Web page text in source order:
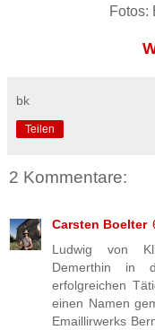
Fotos:
bk
Teilen
2 Kommentare:
Carsten Boelter
Ludwig von
Demerthin in
erfolgreichen
einen Namen
Emaillirwerks